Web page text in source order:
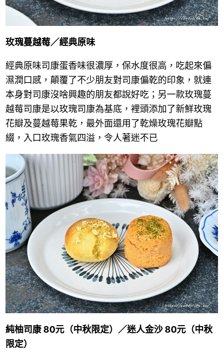
玫瑰蔓越莓／經典原味
經典原味司康蛋香味很濃厚，保水度很高，吃起來偏
濕潤口感，顛覆了不少朋友對司康偏乾的印象，就連
本身對司康沒啥興趣的朋友都說好吃；另一款玫瑰蔓
越莓司康是以玫瑰司康為基底，裡頭添加了新鮮玫瑰
花瓣及蔓越莓果乾，最外面還用了乾燥玫瑰花瓣點
綴，入口玫瑰香氣四溢，令人著迷不已
純柚司康 80元（中秋限定）／迷人金沙 80元（中秋
限定）